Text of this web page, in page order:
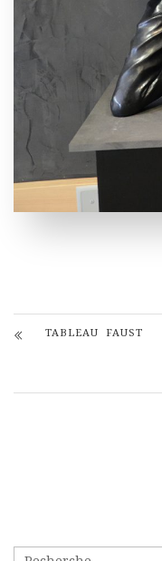
TABLEAU FAUST
Rechercher :